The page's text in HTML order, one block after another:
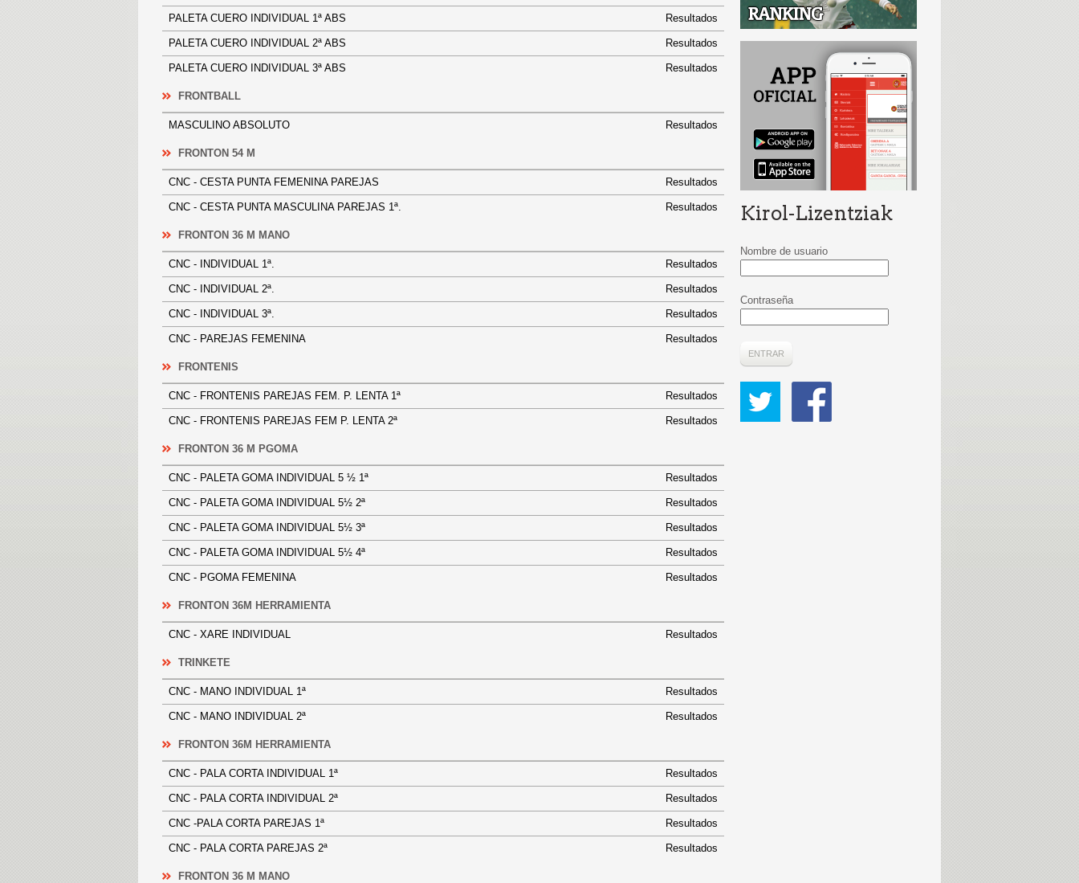
PALETA CUERO INDIVIDUAL 1ª ABS Resultados
PALETA CUERO INDIVIDUAL 2ª ABS Resultados
PALETA CUERO INDIVIDUAL 3ª ABS Resultados
FRONTBALL
MASCULINO ABSOLUTO Resultados
FRONTON 54 M
CNC - CESTA PUNTA FEMENINA PAREJAS Resultados
CNC - CESTA PUNTA MASCULINA PAREJAS 1ª. Resultados
FRONTON 36 M MANO
CNC - INDIVIDUAL 1ª. Resultados
CNC - INDIVIDUAL 2ª. Resultados
CNC - INDIVIDUAL 3ª. Resultados
CNC - PAREJAS FEMENINA Resultados
FRONTENIS
CNC - FRONTENIS PAREJAS FEM. P. LENTA 1ª Resultados
CNC - FRONTENIS PAREJAS FEM P. LENTA 2ª Resultados
FRONTON 36 M PGOMA
CNC - PALETA GOMA INDIVIDUAL 5 ½ 1ª Resultados
CNC - PALETA GOMA INDIVIDUAL 5½ 2ª Resultados
CNC - PALETA GOMA INDIVIDUAL 5½ 3ª Resultados
CNC - PALETA GOMA INDIVIDUAL 5½ 4ª Resultados
CNC - PGOMA FEMENINA Resultados
FRONTON 36M HERRAMIENTA
CNC - XARE INDIVIDUAL Resultados
TRINKETE
CNC - MANO INDIVIDUAL 1ª Resultados
CNC - MANO INDIVIDUAL 2ª Resultados
FRONTON 36M HERRAMIENTA
CNC - PALA CORTA INDIVIDUAL 1ª Resultados
CNC - PALA CORTA INDIVIDUAL 2ª Resultados
CNC -PALA CORTA PAREJAS 1ª Resultados
CNC - PALA CORTA PAREJAS 2ª Resultados
FRONTON 36 M MANO
Kirol-Lizentziak
Nombre de usuario
Contraseña
ENTRAR